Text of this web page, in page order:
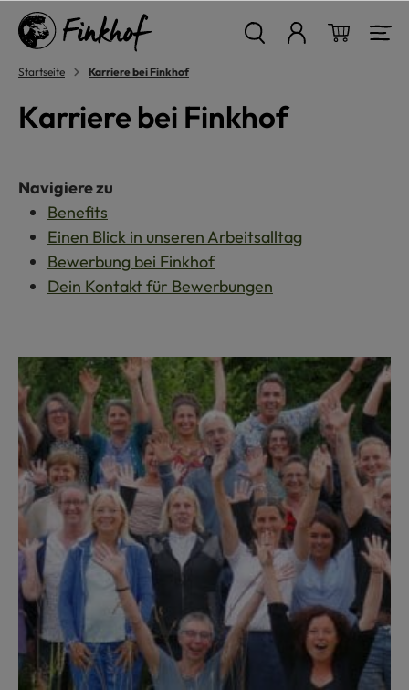
springen
Startseite Karriere bei Finkhof
Karriere bei Finkhof
Navigiere zu
Benefits
Einen Blick in unseren Arbeitsalltag
Bewerbung bei Finkhof
Dein Kontakt für Bewerbungen